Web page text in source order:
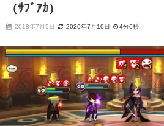
（ｻﾌﾞｱｶ）
2018年7月5日 2020年7月10日 4分6秒